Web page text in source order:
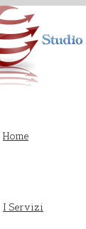
Home
I Servizi